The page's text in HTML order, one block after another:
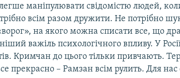
маніпулювати свідомістю людей,
всім разом дружити. Не потрібно
на якого можна списати все, що
важіль психологічного впливу. У
Кримчан до цього тільки привчають.
прекрасно – Рамзан всім рулить. Для нас